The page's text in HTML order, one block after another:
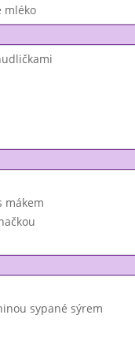
mléko
mákem
sypané sýrem